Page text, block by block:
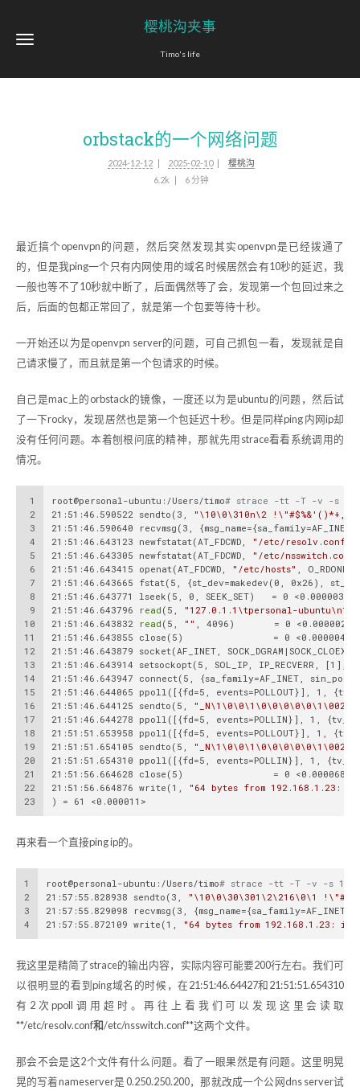
樱桃沟夹事
Timo's life
orbstack的一个网络问题
2024-12-12 2025-02-10
樱桃沟
6.2k
6 分钟
最近搞个openvpn的问题，然后突然发现其实openvpn是已经拨通了
的，但是我ping一个只有内网使用的域名时候居然会有10秒的延迟，我
一般也等不了10秒就中断了，后面偶然等了会，发现第一个包回过来之
后，后面的包都正常回了，就是第一个包要等待十秒。
一开始还以为是openvpn server的问题，可自己抓包一看，发现就是自
己请求慢了，而且就是第一个包请求的时候。
自己是mac上的orbstack的镜像，一度还以为是ubuntu的问题，然后试
了一下rocky，发现居然也是第一个包延迟十秒。但是同样ping 内网ip却
没有任何问题。本着刨根问底的精神，那就先用strace看看系统调用的
情况。
1
2
3
4
5
6
7
8
9
10
11
12
13
14
15
16
17
18
19
20
21
22
23
root@personal-ubuntu:/Users/timo# strace -tt -T -v -s
21:51:46.590522 sendto(3,
"\10\0\310n\2 !\"#$%&'()*+,-./
21:51:46.590640 recvmsg(3,
21:51:46.643123 newfstatat(AT_FDCWD,
"/etc/resolv.conf"
21:51:46.643305 newfstatat(AT_FDCWD,
"/etc/nsswitch.conf"
21:51:46.643415 openat(AT_FDCWD,
"/etc/hosts" ,
21:51:46.643665 fstat(5, {st_dev=makedev(0, 0x26),
21:51:46.643771 lseek(5, 0, SEEK_SET)   = 0 <0.000003>
21:51:46.643796
read (5,
"127.0.1.1\tpersonal-
21:51:46.643832 read (5, "" , 4096)       = 0 <0.000002>
21:51:46.643855 close(5)                = 0 <0.000004>
21:51:46.643879 socket(AF_INET,
21:51:46.643914 setsockopt(5, SOL_IP, IP_RECVERR, [1],
21:51:46.643947 connect(5, {sa_family=AF_INET,
21:51:46.644065 ppoll([{fd=5, events=POLLOUT}], 1,
21:51:46.644125 sendto(5,
21:51:46.644278 ppoll([{fd=5, events=POLLIN}], 1,
21:51:51.653958 ppoll([{fd=5, events=POLLOUT}], 1,
21:51:51.654105 sendto(5,
21:51:51.654310 ppoll([{fd=5, events=POLLIN}], 1,
21:51:56.664628 close(5)                = 0 <0.000068>
21:51:56.664876 write(1,
"64 bytes from 192.168.1.23:
) = 61 <0.000011>
再来看一个直接ping ip的。
1
2
3
4
root@personal-ubuntu:/Users/timo# strace -tt -T -v -s 1024
21:57:55.828938 sendto(3,
"\10\0\30\301\2\216\0\1
21:57:55.829098 recvmsg(3,
21:57:55.872109 write(1,
"64 bytes from 192.168.1.23:
我这里是精简了strace的输出内容，实际内容可能要200行左右。我们可
以很明显的看到ping域名的时候，在21:51:46.64427和21:51:51.654310
有2次ppoll调用超时。再往上看我们可以发现这里会读取
**/etc/resolv.conf和/etc/nsswitch.conf**这两个文件。
那会不会是这2个文件有什么问题。看了一眼果然是有问题。这里明晃
晃的写着nameserver是 0.250.250.200，那就改成一个公网dns server试